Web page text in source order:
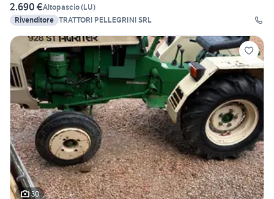
2.690 €Altopascio(LU)
Rivenditore TRATTORI PELLEGRINI SRL
30